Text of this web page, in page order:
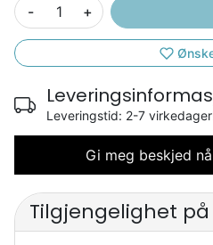
- +
Leveringstid: 2-7
Gi meg beskjed
Tilgjengelighet